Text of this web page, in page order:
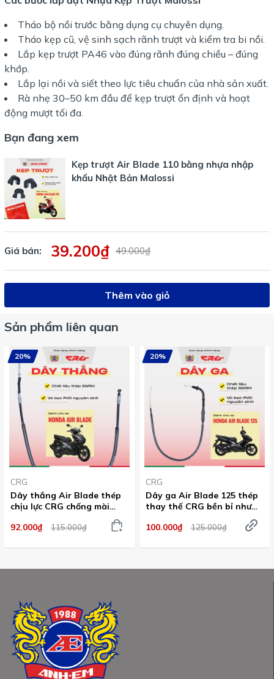
Tháo bộ nồi trước bằng dụng cụ chuyên dụng.
Tháo kẹp cũ, vệ sinh sạch rãnh trượt và kiểm tra bi nồi.
Lắp kẹp trượt PA46 vào đúng rãnh đúng chiều – đúng
khớp.
Lắp lại nồi và siết theo lực tiêu chuẩn của nhà sản xuất.
Rà nhẹ 30–50 km đầu để kẹp trượt ổn định và hoạt
động mượt tối đa.
Bạn đang xem
Kẹp trượt Air Blade 110 bằng nhựa nhập
khẩu Nhật Bản Malossi
Giá bán: 39.200₫ 49.000₫
Thêm vào giỏ
Sản phẩm liên quan
20%
CRG
Dây thắng Air Blade thép
chịu lực CRG chống mài
92.000₫
115.000₫
20%
CRG
Dây ga Air Blade 125 thép
thay thế CRG bền bỉ như
100.000₫
125.000₫